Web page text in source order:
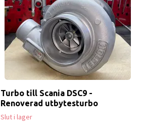
Turbo till Scania DSC9 -
Renoverad utbytesturbo
Slut i lager